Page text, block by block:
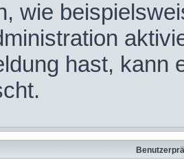
wie
hast, kann